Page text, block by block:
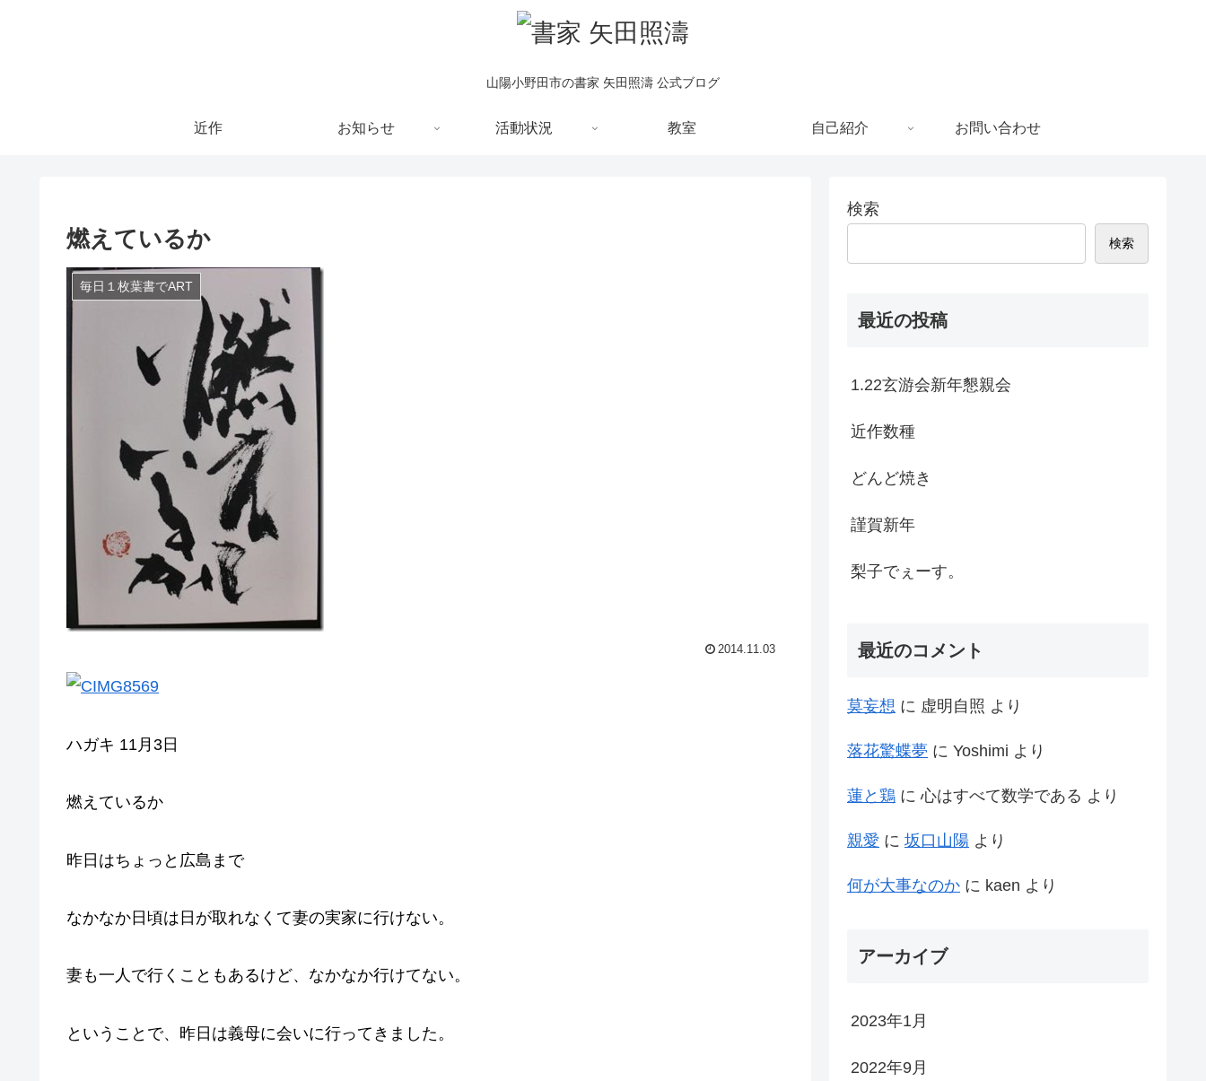
山陽小野田市の書家 矢田照濤 公式ブログ
近作 お知らせ 活動状況 教室 自己紹介 お問い合わせ
燃えているか
毎日１枚葉書でART
2014.11.03
ハガキ 11月3日
燃えているか
昨日はちょっと広島まで
なかなか日頃は日が取れなくて妻の実家に行けない。
妻も一人で行くこともあるけど、なかなか行けてない。
ということで、昨日は義母に会いに行ってきました。
検索
検索
最近の投稿
1.22玄游会新年懇親会
近作数種
どんど焼き
謹賀新年
梨子でぇーす。
最近のコメント
莫妄想 に 虚明自照 より
落花驚蝶夢 に Yoshimi より
蓮と鶏 に心はすべて数学である より
親愛 に 坂口山陽 より
何が大事なのか に kaen より
アーカイブ
2023年1月
2022年9月